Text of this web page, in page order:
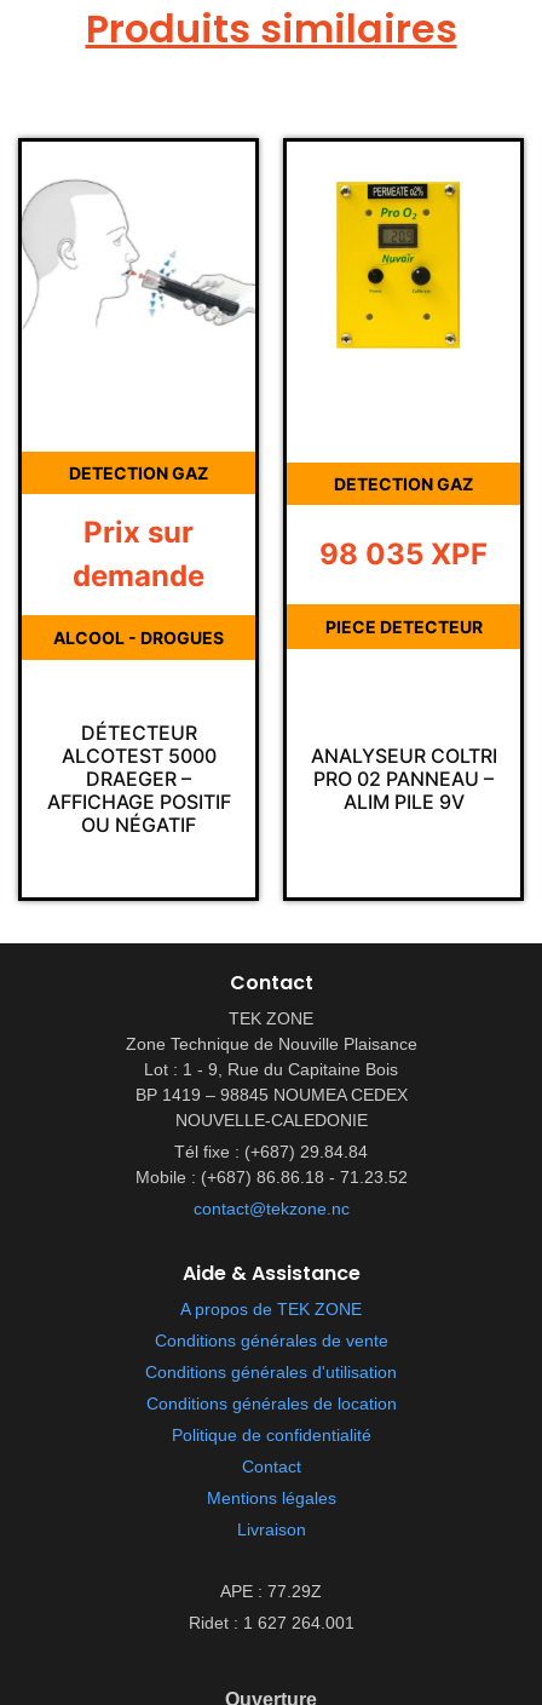
Produits similaires
DETECTION GAZ
DÉTECTEUR
ALCOTEST 5000
DRAEGER –
AFFICHAGE POSITIF
OU NÉGATIF
Prix sur
demande
ALCOOL - DROGUES
DETECTION GAZ
ANALYSEUR COLTRI
PRO 02 PANNEAU –
ALIM PILE 9V
98 035 XPF
PIECE DETECTEUR
Contact
TEK ZONE
Zone Technique de Nouville Plaisance
Lot : 1 - 9, Rue du Capitaine Bois
BP 1419 – 98845 NOUMEA CEDEX
NOUVELLE-CALEDONIE
Tél fixe : (+687) 29.84.84
Mobile : (+687) 86.86.18 - 71.23.52
contact@tekzone.nc
Aide & Assistance
A propos de TEK ZONE
Conditions générales de vente
Conditions générales d'utilisation
Conditions générales de location
Politique de confidentialité
Contact
Mentions légales
Livraison
APE : 77.29Z
Ridet : 1 627 264.001
Ouverture